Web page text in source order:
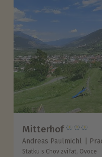
Mitterhof
Andreas Paulmichl
Statku s Chov zvířat, Ovoce